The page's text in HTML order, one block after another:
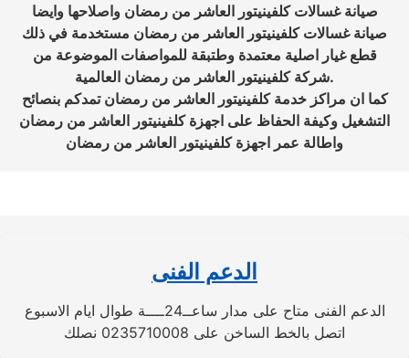
صيانة غسالات كلفينيتور العاشر من رمضان واصلاحها وايضا
صيانة غسالات كلفينيتور العاشر من رمضان مستخدمة في ذلك
قطع غيار اصلية معتمدة وطتبقة للمواصفات الموضوعة من
شركة كلفينيتور العاشر من رمضان العالمية.
كما ان مراكز خدمة كلفينيتور العاشر من رمضان تمدكم بنصائح
التشغيل وكيفة الحفاظ على اجهزة كلفينيتور العاشر من رمضان
واطالة عمر اجهزة كلفينيتور العاشر من رمضان
الدعم الفنى
الدعم الفنى متاح على مدار ساعــ24ــــة طوال ايام الاسبوع
اتصل بالخط الساخن على 0235710008 نصلك